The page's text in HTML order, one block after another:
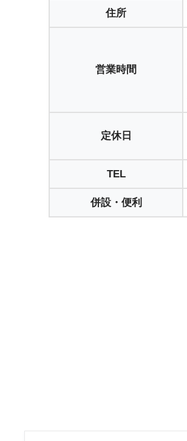
住所
営業時間
定休日
TEL
併設・便利